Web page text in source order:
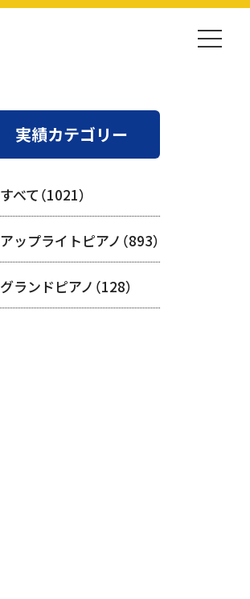
実績カテゴリー
すべて （1021）
アップライトピアノ （893）
グランドピアノ （128）